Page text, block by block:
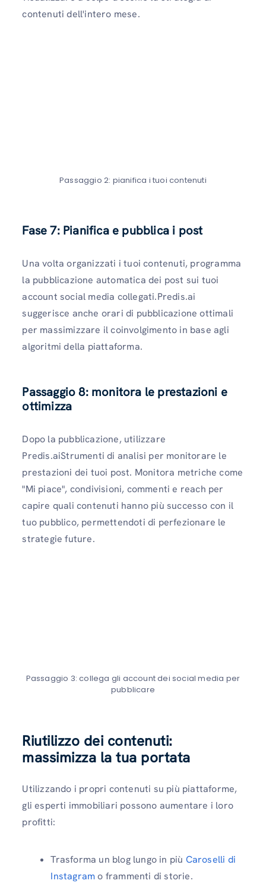
contenuti dell'intero mese.
Passaggio 2: pianifica i tuoi contenuti
Fase 7: Pianifica e pubblica i post
Una volta organizzati i tuoi contenuti, programma
la pubblicazione automatica dei post sui tuoi
account social media collegati.Predis.ai
suggerisce anche orari di pubblicazione ottimali
per massimizzare il coinvolgimento in base agli
algoritmi della piattaforma.
Passaggio 8: monitora le prestazioni e
ottimizza
Dopo la pubblicazione, utilizzare
Predis.aiStrumenti di analisi per monitorare le
prestazioni dei tuoi post. Monitora metriche come
"Mi piace", condivisioni, commenti e reach per
capire quali contenuti hanno più successo con il
tuo pubblico, permettendoti di perfezionare le
strategie future.
Passaggio 3: collega gli account dei social media per
pubblicare
Riutilizzo dei contenuti:
massimizza la tua portata
Utilizzando i propri contenuti su più piattaforme,
gli esperti immobiliari possono aumentare i loro
profitti:
Trasforma un blog lungo in più Caroselli di
Instagramo frammenti di storie.